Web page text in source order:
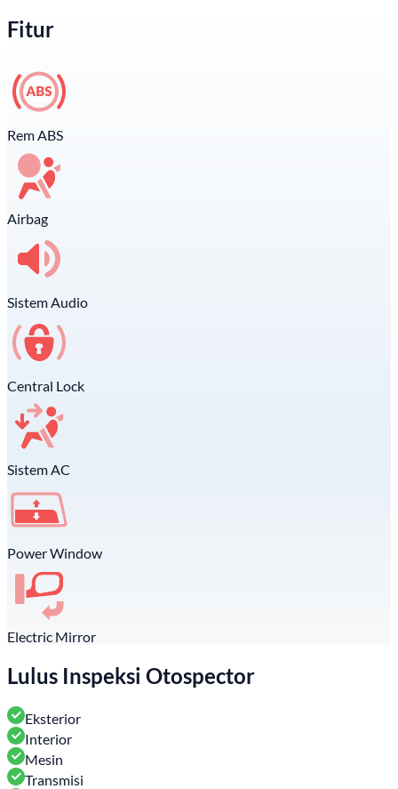
Fitur
Rem ABS
Airbag
Sistem Audio
Central Lock
Sistem AC
Power Window
Electric Mirror
Lulus Inspeksi Otospector
Eksterior
Interior
Mesin
Transmisi